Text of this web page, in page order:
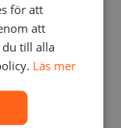
för att
att
du till alla
Läs mer